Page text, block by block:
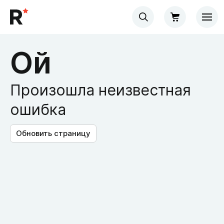
Ой
Произошла неизвестная
ошибка
Обновить страницу